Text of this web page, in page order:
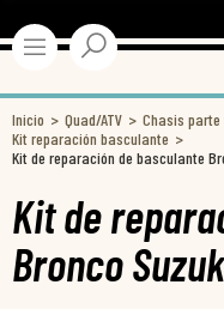
Inicio Quad/ATV Chasis
Kit reparación basculante
Kit de reparación de basculante
Kit de
Bronco